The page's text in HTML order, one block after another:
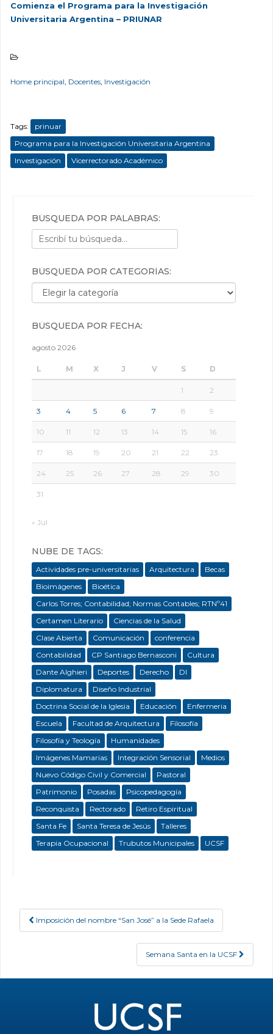
Comienza el Programa para la Investigación
Universitaria Argentina – PRIUNAR
Home principal, Docentes, Investigación
Tags:
prinuar
Programa para la Investigación Universitaria Argentina
Investigación
Vicerrectorado Académico
BÚSQUEDA POR PALABRAS:
BÚSQUEDA POR CATEGORÍAS:
Búsqueda por categorías:
BÚSQUEDA POR FECHA:
agosto 2026
L M X J V S D
1 2
3 4 5 6 7 8 9
10 11 12 13 14 15 16
17 18 19 20 21 22 23
24 25 26 27 28 29 30
31
« Jul
NUBE DE TAGS:
Actividades pre-universitarias Arquitectura
Becas
Bioimágenes
Bioética
Carlos Torres; Contabilidad; Normas Contables; RTNº41
Certamen Literario
Ciencias de la Salud
Clase Abierta
Comunicación
conferencia
Contabilidad
CP Santiago Bernasconi
Cultura
Dante Alghieri
Deportes Derecho
DI
Diplomatura
Diseño Industrial
Doctrina Social de la Iglesia
Educación
Enfermeria
Escuela
Facultad de Arquitectura
Filosofía
Filosofía y Teología
Humanidades
Imágenes Mamarias
Integración Sensorial
Medios
Nuevo Código Civil y Comercial
Pastoral
Patrimonio
Posadas
Psicopedagogía
Reconquista
Rectorado
Retiro Espiritual
Santa Fe
Santa Teresa de Jesús
Talleres
Terapia Ocupacional
Trubutos Municipales UCSF
Post navigation
Imposición del nombre “San José” a la Sede Rafaela
Semana Santa en la UCSF